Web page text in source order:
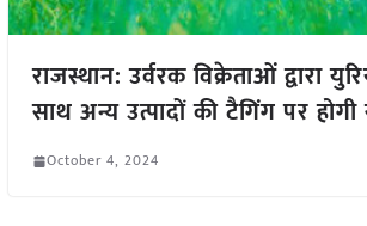
राजस्थान: उर्वरक विक्रेताओं द्वारा
साथ अन्य उत्पादों की टैगिंग पर होगी
October 4, 2024